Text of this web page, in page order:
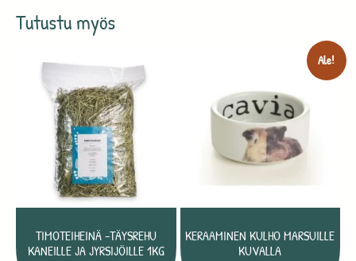
Tutustu myös
TIMOTEIHEINÄ -TÄYSREHU
KANEILLE JA JYRSIJÖILLE 1KG
Ale!
KERAAMINEN KULHO MARSUILLE
KUVALLA